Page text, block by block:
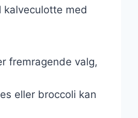
med
fremragende valg,
eller broccoli kan